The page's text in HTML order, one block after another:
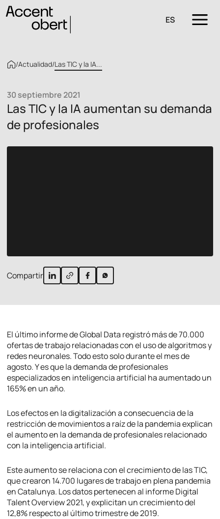
ES
/Actualidad/Las TIC y la IA...
30 septiembre 2021
Las TIC y la IA aumentan su demanda
de profesionales
Compartir
El último informe de Global Data registró más de 70.000
ofertas de trabajo relacionadas con el uso de algoritmos y
redes neuronales. Todo esto solo durante el mes de
agosto. Y es que la demanda de profesionales
especializados en inteligencia artificial ha aumentado un
165% en un año.
Los efectos en la digitalización a consecuencia de la
restricción de movimientos a raíz de la pandemia explican
el aumento en la demanda de profesionales relacionado
con la inteligencia artificial.
Este aumento se relaciona con el crecimiento de las TIC,
que crearon 14.700 lugares de trabajo en plena pandemia
en Catalunya. Los datos pertenecen al informe Digital
Talent Overview 2021, y explicitan un crecimiento del
12,8% respecto al último trimestre de 2019.